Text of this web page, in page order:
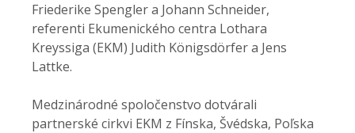
Friederike Spengler a Johann Schneider,
referenti Ekumenického centra Lothara
Kreyssiga (EKM) Judith Königsdörfer a Jens
Lattke.
Medzinárodné spoločenstvo dotvárali
partnerské cirkvi EKM z Fínska, Švédska, Poľska